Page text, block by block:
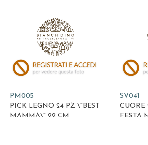
PM005
PICK LEGNO 24 PZ \"BEST
MAMMA\" 22 CM
SV041
CUORE
FESTA